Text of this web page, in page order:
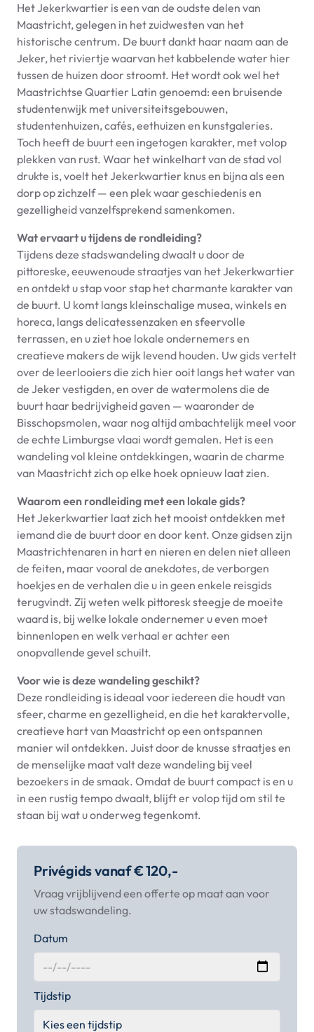
Het Jekerkwartier is een van de oudste delen van
Maastricht, gelegen in het zuidwesten van het
historische centrum. De buurt dankt haar naam aan de
Jeker, het riviertje waarvan het kabbelende water hier
tussen de huizen door stroomt. Het wordt ook wel het
Maastrichtse Quartier Latin genoemd: een bruisende
studentenwijk met universiteitsgebouwen,
studentenhuizen, cafés, eethuizen en kunstgaleries.
Toch heeft de buurt een ingetogen karakter, met volop
plekken van rust. Waar het winkelhart van de stad vol
drukte is, voelt het Jekerkwartier knus en bijna als een
dorp op zichzelf — een plek waar geschiedenis en
gezelligheid vanzelfsprekend samenkomen.
Wat ervaart u tijdens de rondleiding?
Tijdens deze stadswandeling dwaalt u door de
pittoreske, eeuwenoude straatjes van het Jekerkwartier
en ontdekt u stap voor stap het charmante karakter van
de buurt. U komt langs kleinschalige musea, winkels en
horeca, langs delicatessenzaken en sfeervolle
terrassen, en u ziet hoe lokale ondernemers en
creatieve makers de wijk levend houden. Uw gids vertelt
over de leerlooiers die zich hier ooit langs het water van
de Jeker vestigden, en over de watermolens die de
buurt haar bedrijvigheid gaven — waaronder de
Bisschopsmolen, waar nog altijd ambachtelijk meel voor
de echte Limburgse vlaai wordt gemalen. Het is een
wandeling vol kleine ontdekkingen, waarin de charme
van Maastricht zich op elke hoek opnieuw laat zien.
Waarom een rondleiding met een lokale gids?
Het Jekerkwartier laat zich het mooist ontdekken met
iemand die de buurt door en door kent. Onze gidsen zijn
Maastrichtenaren in hart en nieren en delen niet alleen
de feiten, maar vooral de anekdotes, de verborgen
hoekjes en de verhalen die u in geen enkele reisgids
terugvindt. Zij weten welk pittoresk steegje de moeite
waard is, bij welke lokale ondernemer u even moet
binnenlopen en welk verhaal er achter een
onopvallende gevel schuilt.
Voor wie is deze wandeling geschikt?
Deze rondleiding is ideaal voor iedereen die houdt van
sfeer, charme en gezelligheid, en die het karaktervolle,
creatieve hart van Maastricht op een ontspannen
manier wil ontdekken. Juist door de knusse straatjes en
de menselijke maat valt deze wandeling bij veel
bezoekers in de smaak. Omdat de buurt compact is en u
in een rustig tempo dwaalt, blijft er volop tijd om stil te
staan bij wat u onderweg tegenkomt.
Privégids vanaf € 120,-
Vraag vrijblijvend een offerte op maat aan voor
uw stadswandeling.
Datum
Tijdstip